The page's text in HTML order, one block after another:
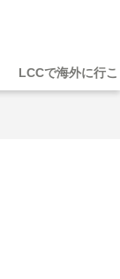
LCCで海外に行